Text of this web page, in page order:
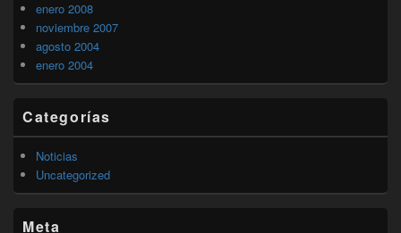
enero 2008
noviembre 2007
agosto 2004
enero 2004
Categorías
Noticias
Uncategorized
Meta